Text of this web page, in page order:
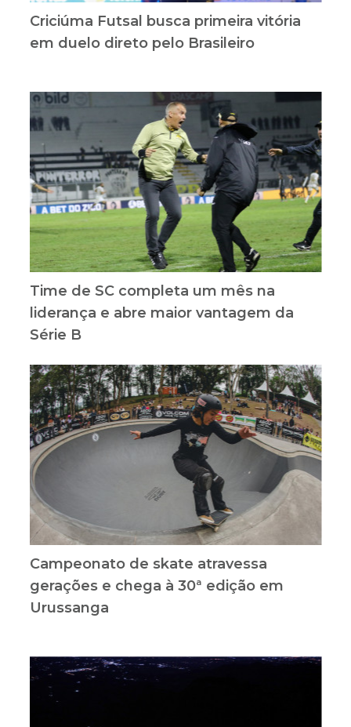
Criciúma Futsal busca primeira vitória
em duelo direto pelo Brasileiro
Time de SC completa um mês na
liderança e abre maior vantagem da
Série B
Campeonato de skate atravessa
gerações e chega à 30ª edição em
Urussanga